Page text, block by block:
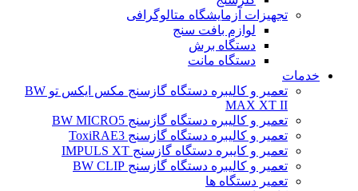
تجهیزات آزمایشگاه متالوگرافی
لوازم بافت سنج
دستگاه برش
دستگاه مانت
خدمات
تعمیر و کالیبره دستگاه گازسنج مکس ایکس تو BW
MAX XT II
تعمیر و کالیبره دستگاه گازسنج BW MICRO5
تعمیر و کالیبره دستگاه گازسنج ToxiRAE3
تعمیر و کایبره دستگاه گازسنج IMPULS XT
تعمیر و کالیبره دستگاه گازسنج BW CLIP
تعمیر دستگاه ها